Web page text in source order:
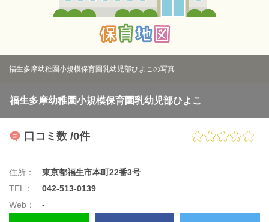
福生多摩幼稚園小規模保育園乳幼児部ひよこの写真
福生多摩幼稚園小規模保育園乳幼児部ひよこ
口コミ数 /0件
住所：
東京都福生市本町22番3号
TEL：
042-513-0139
Web：
-